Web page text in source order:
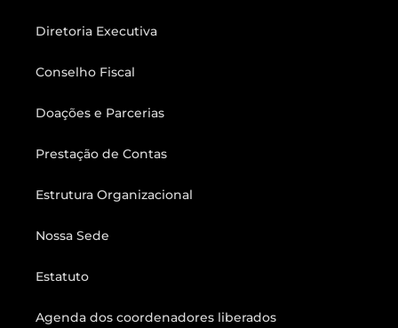
Diretoria Executiva
Conselho Fiscal
Doações e Parcerias
Prestação de Contas
Estrutura Organizacional
Nossa Sede
Estatuto
Agenda dos coordenadores liberados